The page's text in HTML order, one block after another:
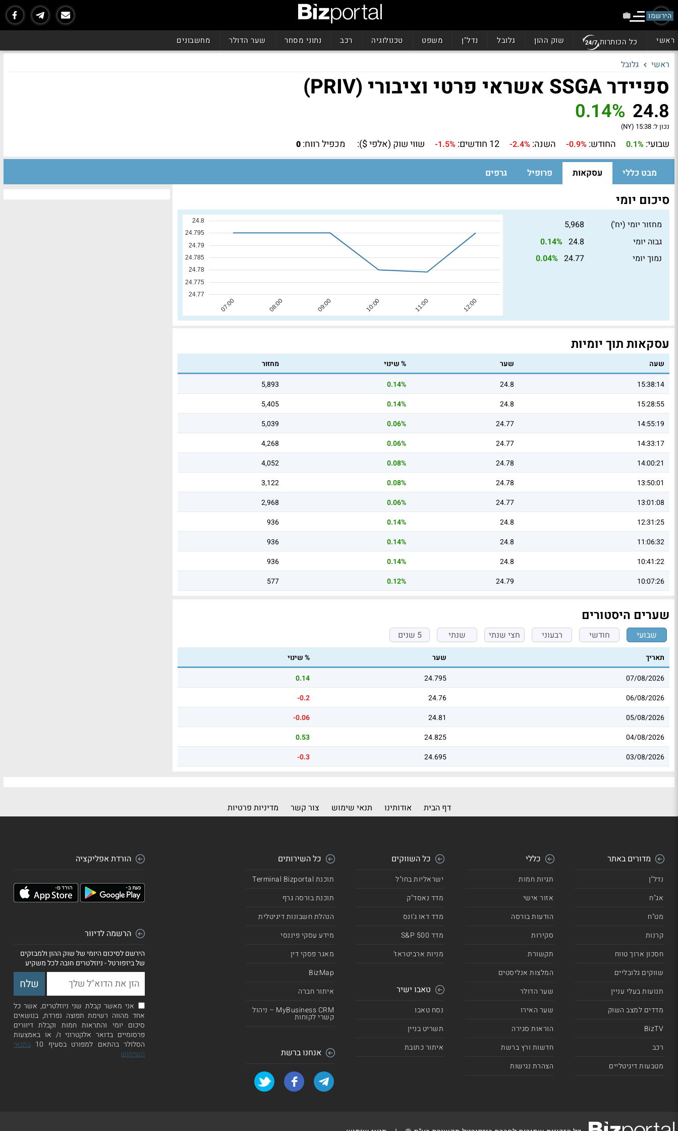
הירשמו
ראשי כל הכותרות שוק ההון גלובל נדל"ן משפט טכנולוגיה רכב נתוני מסחר שער הדולר מחשבונים
ראשי גלובל
ספיידר SSGA אשראי פרטי וציבורי (PRIV)
24.8
0.14%
נכון ל: 15:38 (NY)
שבועי: 0.1% החודש: -0.9% השנה: -2.4% 12 חודשים: -1.5% שווי שוק (אלפי $): מכפיל רווח: 0
מבט כללי עסקאות פרופיל גרפים
סיכום יומי
מחזור יומי (יח')
5,968
גבוה יומי
24.8
0.14%
נמוך יומי
24.77
0.04%
עסקאות תוך יומיות
שעה שער % שינוי
מחזור
15:38:14
24.8
0.14%
5,893
15:28:55
24.8
0.14%
5,405
14:55:19
24.77
0.06%
5,039
14:33:17
24.77
0.06%
4,268
14:00:21
24.78
0.08%
4,052
13:50:01
24.78
0.08%
3,122
13:01:08
24.77
0.06%
2,968
12:31:25
24.8
0.14%
936
11:06:32
24.8
0.14%
936
10:41:22
24.8
0.14%
936
10:07:26
24.79
0.12%
577
שערים היסטורים
שבועי חודשי רבעוני חצי שנתי שנתי 5 שנים
תאריך שער
% שינוי
07/08/2026
24.795
0.14
06/08/2026
24.76
-0.2
05/08/2026
24.81
-0.06
04/08/2026
24.825
0.53
03/08/2026
24.695
-0.3
דף הבית אודותינו תנאי שימוש צור קשר מדיניות פרטיות
מדורים באתר
נדל"ן
אג"ח
מט"ח
קרנות
חסכון ארוך טווח
שווקים גלובליים
תנועות בעלי עניין
מדדים למצב השוק
BizTV
רכב
מטבעות דיגיטליים
כללי
תגיות חמות
אזור אישי
הודעות בורסה
סקירות
תקשורת
המלצות אנליסטים
שער הדולר
שער האירו
הוראות סגירה
חדשות ורץ ברשת
הצהרת נגישות
כל השווקים
ישראליות בחו"ל
מדד נאסד"ק
מדד דאו ג'ונס
מדד 500 S&P
מניות ארביטראז'
טאבו ישיר
נסח טאבו
תשריט בניין
איתור כתובת
כל השירותים
תוכנת Terminal Bizportal
תוכנת בורסה גרף
הנהלת חשבונות דיגיטלית
מידע עסקי פיננסי
מאגר פסקי דין
BizMap
איתור חברה
MyBusiness CRM – ניהול
קשרי לקוחות
אנחנו ברשת
הורדת אפליקציה
הרשמה לדיוור
הירשם לסיכום היומי של שוק ההון ולמבזקים
של ביזפורטל - ניוזלטרים חובה לכל משקיע
אני מאשר קבלת שני ניוזלטרים, אשר כל
אחד מהווה רשימת תפוצה נפרדת, בנושאים
סיכום יומי והתראות חמות וקבלת דיוורים
פרסומיים בדואר אלקטרוני ו/ או באמצעות
הסלולר בהתאם למפורט בסעיף 10
בתנאי
השימוש